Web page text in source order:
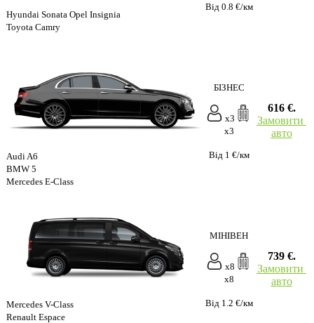
Hyundai Sonata Opel Insignia
Toyota Camry
Від 0.8 €/км
Audi A6
BMW 5
Mercedes E-Class
БІЗНЕС
x3
x3
Від 1 €/км
616 €.
Замовити
авто
Mercedes V-Class
Renault Espace
МІНІВЕН
x8
x8
Від 1.2 €/км
739 €.
Замовити
авто